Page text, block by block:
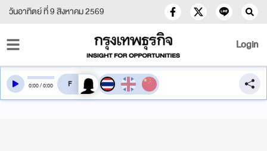
วันอาทิตย์ ที่ 9 สิงหาคม 2569
Login
0:00/0:00 สลับเสียงอ่าน